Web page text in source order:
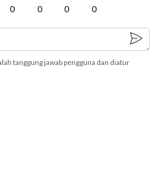
0 0 0 0
tanggung jawab pengguna dan diatur